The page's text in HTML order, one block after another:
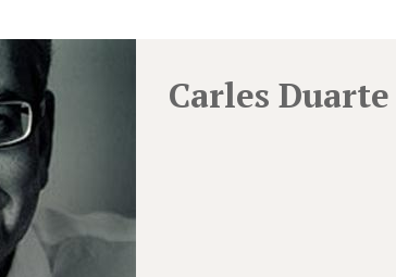
Carles Duarte